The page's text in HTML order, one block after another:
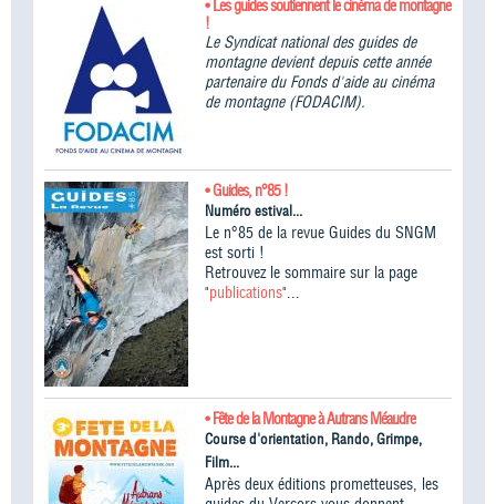
• Les guides soutiennent le cinéma de montagne
!
Le Syndicat national des guides de
montagne devient depuis cette année
partenaire du Fonds d'aide au cinéma
de montagne (FODACIM).
• Guides, n°85 !
Numéro estival...
Le n°85 de la revue Guides du SNGM
est sorti !
Retrouvez le sommaire sur la page
"publications"...
• Fête de la Montagne à Autrans Méaudre
Course d'orientation, Rando, Grimpe,
Film...
Après deux éditions prometteuses, les